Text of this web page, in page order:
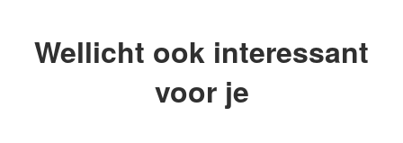
Wellicht ook interessant
voor je